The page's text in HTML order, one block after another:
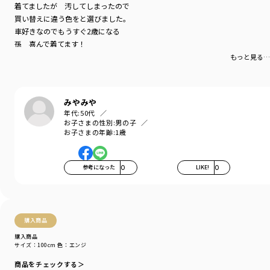
着てましたが 汚してしまったので
買い替えに違う色をと選びました。
車好きなのでもうすぐ2歳になる
孫 喜んで着てます！
もっと見る…
みやみや
年代:50代
お子さまの性別:男の子
お子さまの年齢:1歳
参考になった 0 LIKE! 0
購入商品
購入商品
サイズ：100cm 色：エンジ
商品をチェックする＞